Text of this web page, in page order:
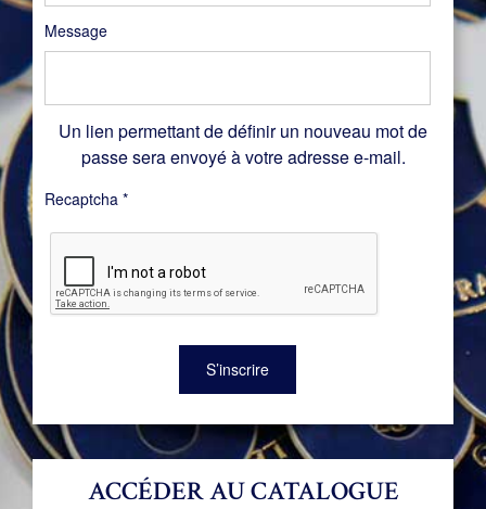
ACCÉDER AU CATALOGUE
Message
Un lien permettant de définir un nouveau mot de
passe sera envoyé à votre adresse e-mail.
Recaptcha *
S’inscrire